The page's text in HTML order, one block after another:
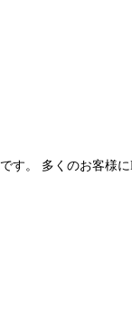
。 多くのお客様